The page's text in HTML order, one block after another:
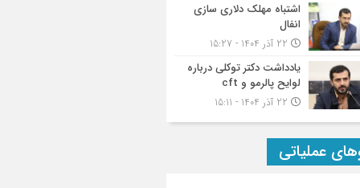
اشتباه مهلک دلاری سازی
انفال
یادداشت دکتر توکلی درباره
لوایح پالرمو و cft
عملیاتی